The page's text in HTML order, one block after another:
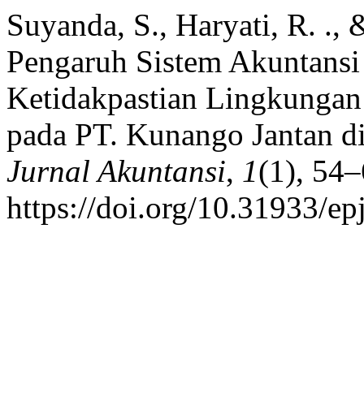
Suyanda, S., Haryati, R. .,
Pengaruh Sistem
Ketidakpastian
pada PT. Kunango Jantan
Jurnal Akuntansi, 1(1),
https://doi.org/10.31933/